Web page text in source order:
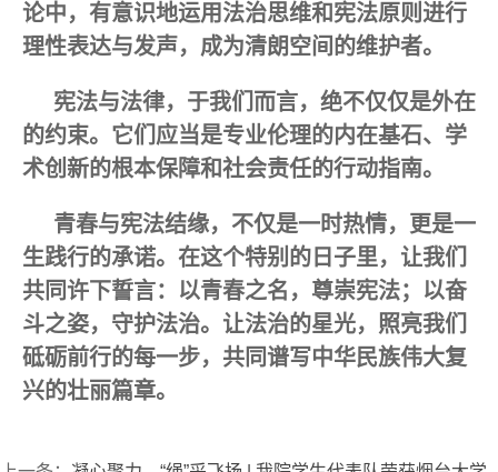
论中，有意识地运用法治思维和宪法原则进行
理性表达与发声，成为清朗空间的维护者。
宪法与法律，于我们而言，绝不仅仅是外在
的约束。它们应当是专业伦理的内在基石、学
术创新的根本保障和社会责任的行动指南。
青春与宪法结缘，不仅是一时热情，更是一
生践行的承诺。在这个特别的日子里，让我们
共同许下誓言：以青春之名，尊崇宪法；以奋
斗之姿，守护法治。让法治的星光，照亮我们
砥砺前行的每一步，共同谱写中华民族伟大复
兴的壮丽篇章。